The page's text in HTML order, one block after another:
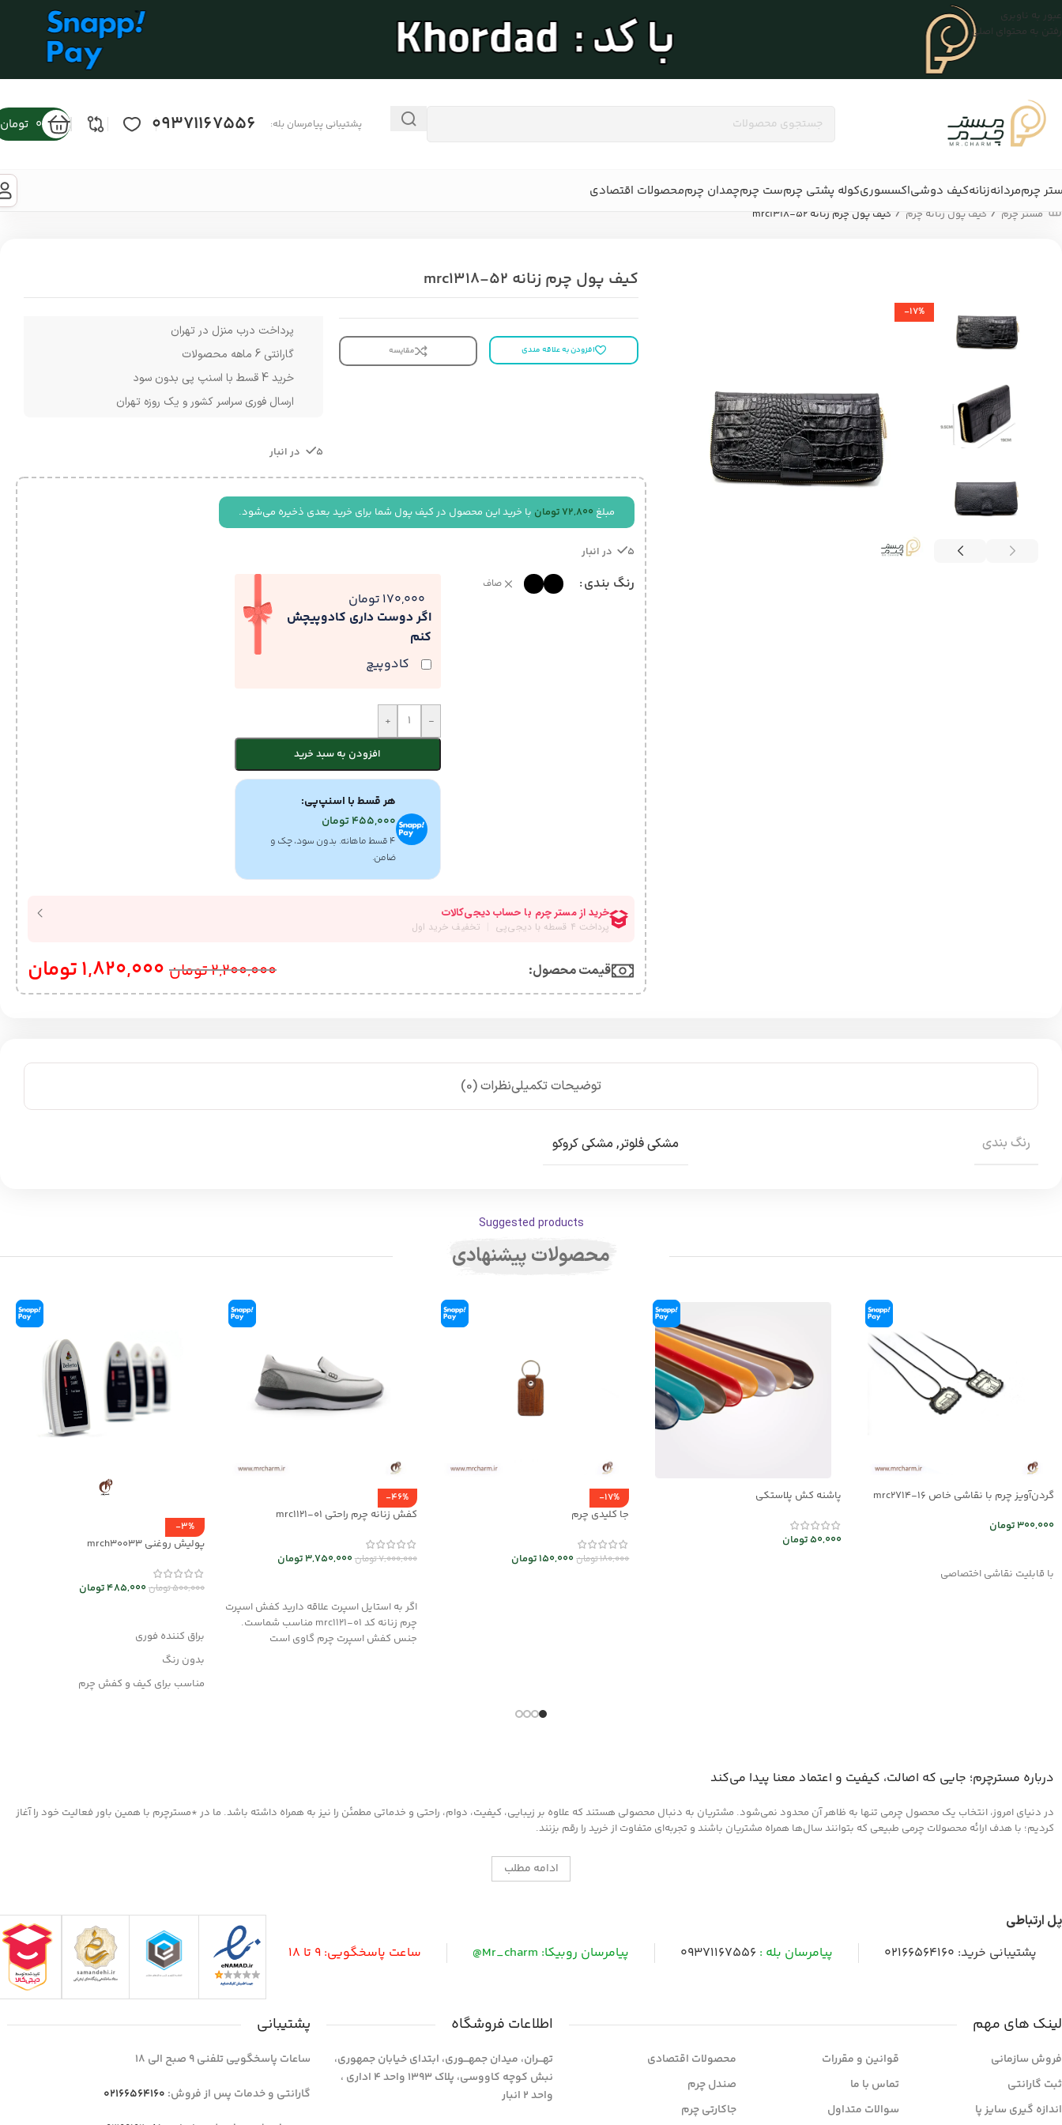
عبور به ناوبری
رفتن به محتوای اصلی
پشتیبانی پیامرسان بله: 09371167556
0 تومان
چرممردانهزنانهکیف دوشیاکسسوریکوله پشتی چرمست چرمچمدان چرممحصولات اقتصادی
مستر چرم / کیف پول زنانه چرم / کیف پول چرم زنانه mrc1318-52
-17%
کیف پول چرم زنانه mrc1318-52
افزودن به علاقه مندی مقایسه
پرداخت درب منزل در تهران
گارانتی 6 ماهه محصولات
خرید 4 قسط با اسنپ پی بدون سود
ارسال فوری سراسر کشور و یک روزه تهران
5 در انبار
مبلغ 72,800تومان با خرید این محصول در کیف پول شما برای خرید بعدی ذخیره می‌شود.
5 در انبار
رنگ بندی صاف
اگر دوست داری کادوپیچش
کنم
کادوپیچ
170,000 تومان
-
+
افزودن به سبد خرید
هر قسط با اسنپ‌پی:
455,000تومان
۴ قسط ماهانه. بدون سود، چک و
ضامن.
قیمت محصول:​ 2,200,000تومان 1,820,000تومان
توضیحات تکمیلینظرات (0)
رنگ بندی مشکی فلوتر, مشکی کروکو
Suggested products
محصولات پیشنهادی
گردن‌آویز چرم با نقاشی خاص mrc2714-16
300,000تومان
با قابلیت نقاشی اختصاصی
پاشنه کش پلاستکی
50,000تومان
-17%
جا کلیدی چرم
180,000تومان150,000تومان
-46%
کفش زنانه چرم راحتی mrc1121-01
7,000,000تومان3,750,000تومان
اگر به استایل اسپرت علاقه دارید کفش اسپرت
چرم زنانه کد mrc1121-01 مناسب شماست.
جنس کفش اسپرت چرم گاوی است
-3%
پولیش روغنی mrch30033
500,000تومان485,000تومان
براق کننده فوری
بدون رنگ
مناسب برای کیف و کفش چرم
درباره مسترچرم؛ جایی که اصالت، کیفیت و اعتماد معنا پیدا می‌کند
در دنیای امروز، انتخاب یک محصول چرمی تنها به ظاهر آن محدود نمی‌شود. مشتریان به دنبال محصولی هستند که علاوه بر زیبایی، کیفیت، دوام، راحتی و خدماتی مطمئن را نیز به همراه داشته باشد. ما در *مسترچرم با همین باور فعالیت خود را آغاز
کردیم؛ با هدف ارائه محصولات چرمی طبیعی که بتوانند سال‌ها همراه مشتریان باشند و تجربه‌ای متفاوت از خرید را رقم بزنند.
ادامه مطلب
پل ارتباطی
پشتیبانی خرید: 02166564160 پیامرسان بله : 09371167556 پیامرسان روبیکا: Mr_charm@ ساعت پاسخگویی: 9 تا 18
لینک های مهم
فروش سازمانی
ثبت گارانتی
اندازه گیری سایز پا
قوانین و مقررات
تماس با ما
سوالات متداول
محصولات اقتصادی
صندل چرم
جاکارتی چرم
اطلاعات فروشگاه
تهـــران، میدان جمهـــوری، ابتدای خیابان جمهوری،
نبش کوچه کاووسی، پلاک 1393 واحد 4 اداری ،
واحد 2 انبار
پشتیبانی
ساعات پاسخگویی تلفنی 9 صبح الی 18
گارانتی و خدمات پس از فروش: 02166564160